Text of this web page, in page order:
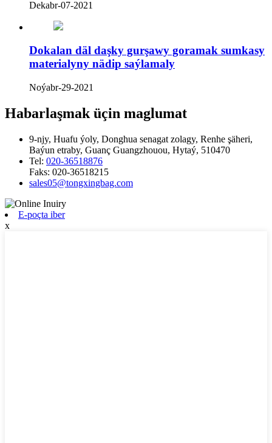
Dekabr-07-2021
Dokalan däl daşky gurşawy goramak sumkasy
materialyny nädip saýlamaly
Noýabr-29-2021
Habarlaşmak üçin maglumat
9-njy, Huafu ýoly, Donghua senagat zolagy, Renhe şäheri,
Baýun etraby, Guanç Guangzhouou, Hytaý, 510470
Tel: 020-36518876
Faks: 020-36518215
sales05@tongxingbag.com
E-poçta iber
x